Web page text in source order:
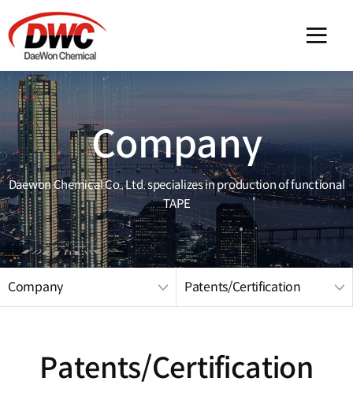
Company
Daewon Chemical Co., Ltd. specializes in production of functional
TAPE
Company Patents/Certification
Patents/Certification